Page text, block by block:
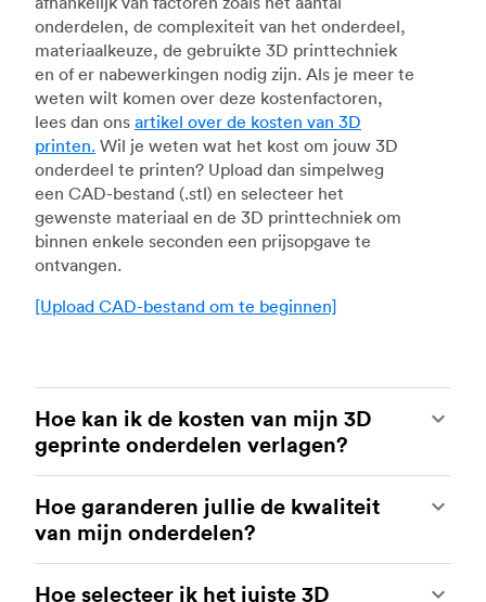
onderdelen, de complexiteit van het onderdeel,
materiaalkeuze, de gebruikte 3D printtechniek
en of er nabewerkingen nodig zijn. Als je meer te
weten wilt komen over deze kostenfactoren,
lees dan ons artikel over de kosten van 3D
printen. Wil je weten wat het kost om jouw 3D
onderdeel te printen? Upload dan simpelweg
een CAD-bestand (.stl) en selecteer het
gewenste materiaal en de 3D printtechniek om
binnen enkele seconden een prijsopgave te
ontvangen.
[Upload CAD-bestand om te beginnen]
Hoe kan ik de kosten van mijn 3D
geprinte onderdelen verlagen?
belangrijk te weten welke invloed bepaalde
factoren hebben op de kosten. De factoren die
de grootste invloed hebben op de kosten, zijn
het type materiaal, het aantal onderdelen, de
Hoe garanderen jullie de kwaliteit
van mijn onderdelen?
Hoe selecteer ik het juiste 3D